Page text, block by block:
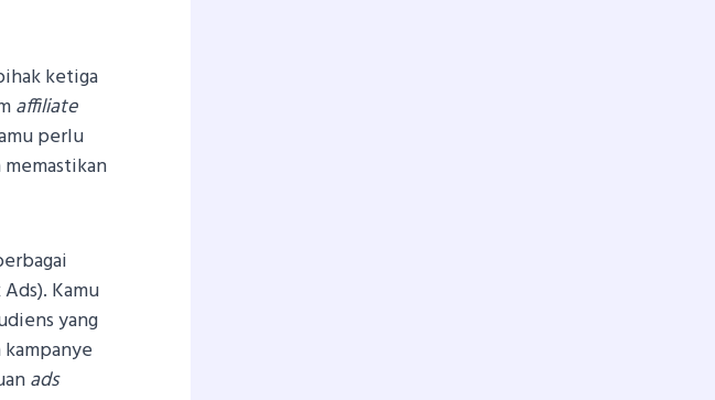
ketiga
affiliate
perlu
Kamu
yang
ads